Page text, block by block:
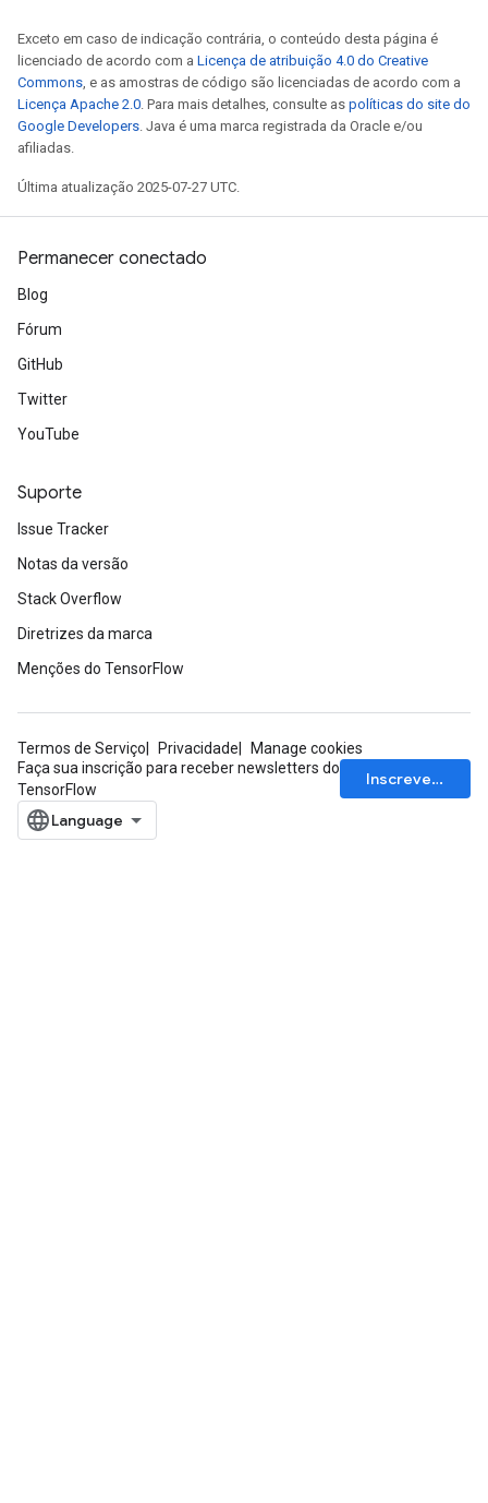
Exceto em caso de indicação contrária, o conteúdo desta página é
licenciado de acordo com a Licença de atribuição 4.0 do Creative
Commons, e as amostras de código são licenciadas de acordo com a
Licença Apache 2.0. Para mais detalhes, consulte as políticas do site do
Google Developers. Java é uma marca registrada da Oracle e/ou
afiliadas.
Última atualização 2025-07-27 UTC.
Permanecer conectado
Blog
Fórum
GitHub
Twitter
YouTube
Suporte
Issue Tracker
Notas da versão
Stack Overflow
Diretrizes da marca
Menções do TensorFlow
Termos de Serviço Privacidade
Manage cookies
Faça sua inscrição para receber newsletters do
TensorFlow
Inscrever-se